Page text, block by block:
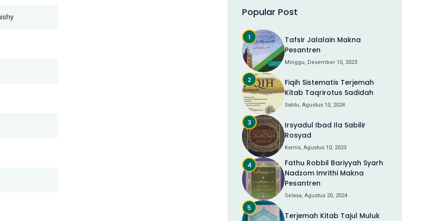
Popular Post
Tafsir Jalalain Makna
Pesantren
Minggu, Desember 10, 2023
Fiqih Sistematis Terjemah
Kitab Taqrirotus Sadidah
Sabtu, Agustus 10, 2024
Irsyadul Ibad Ila Sabilir
Rosyad
Kamis, Agustus 10, 2023
Fathu Robbil Bariyyah Syarh
Nadzom Imrithi Makna
Pesantren
Selasa, Agustus 20, 2024
Terjemah Kitab Tajul Muluk